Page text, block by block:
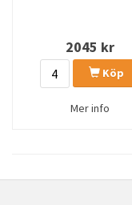
2045 kr
Köp
Mer info